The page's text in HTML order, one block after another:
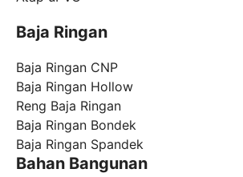
Baja Ringan
Baja Ringan CNP
Baja Ringan Hollow
Reng Baja Ringan
Baja Ringan Bondek
Baja Ringan Spandek
Bahan Bangunan